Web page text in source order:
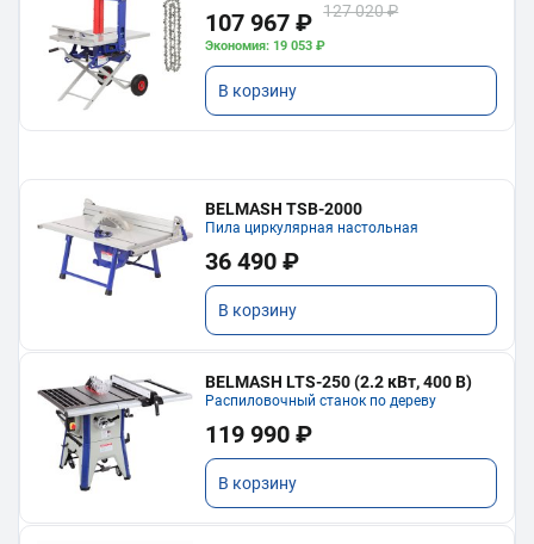
107 967 ₽ 127 020 ₽
Экономия: 19 053 ₽
В корзину
BELMASH TSB-2000
Пила циркулярная настольная
36 490 ₽
В корзину
BELMASH LTS-250 (2.2 кВт, 400 В)
Распиловочный станок по дереву
119 990 ₽
В корзину